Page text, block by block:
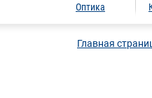
Оптика
Главная